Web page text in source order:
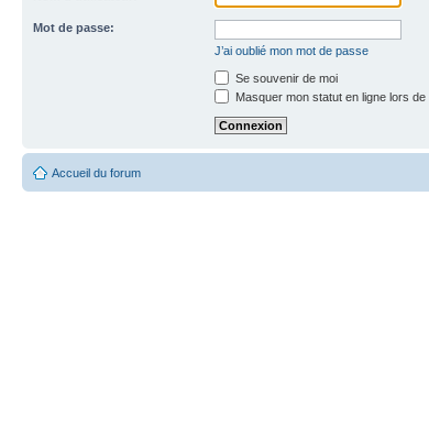
Mot de passe:
J’ai oublié mon mot de passe
Se souvenir de moi
Masquer mon statut en ligne lors
Accueil du forum